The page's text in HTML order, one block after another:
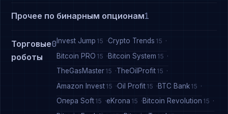
Прочее по бинарным опционам1
Торговые
роботы
0 Invest Jump 15 Crypto Trends 15
Bitcoin PRO 15 Bitcoin System 15
TheGasMaster 15 TheOilProfit 15
Amazon Invest 15 Oil Profit 15 BTC Bank 15
Опера Soft 15 eKrona 15 Bitcoin Revolution 15